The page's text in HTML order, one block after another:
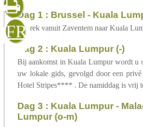
FR
sluiten verzenden
dag 1 : Brussel - Kuala
Vertrek vanuit Zaventem naar Kuala
dag 2 : Kuala Lumpur (-)
Bij aankomst in Kuala Lumpur wordt u
uw lokale gids, gevolgd door een privé
Hotel Stripes**** . De namiddag is vrij
dag 3 : Kuala Lumpur - Malacca - Kuala
Lumpur (o-m)